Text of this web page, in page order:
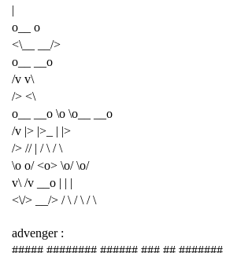
|
o__ o
<\__ __/>
o__ __o
/v v\
/> <\
o__ __o \o \o__ __o
/v |> |>_ | |>
/> // | / \ / \
\o o/ <o> \o/ \o/
v\ /v __o | | |
<\/> __/> / \ / \ / \
advenger :
##### ######## ###### ### ##